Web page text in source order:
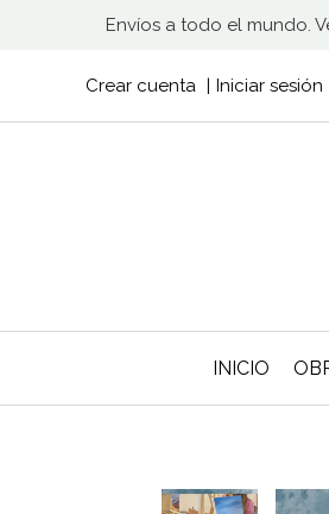
Envíos a todo el mundo.
Crear cuenta Iniciar sesión
INICIO